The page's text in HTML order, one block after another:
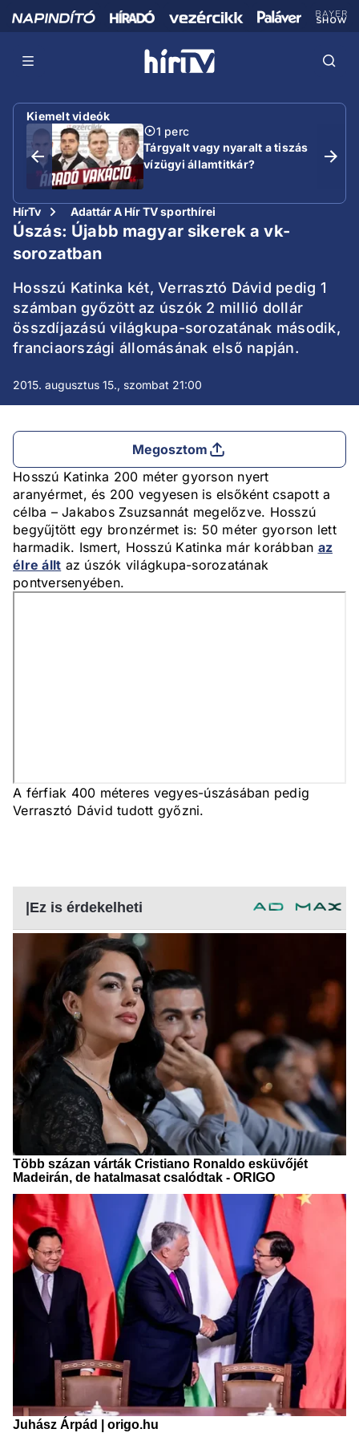
Kiemelt videók
1 perc
Tárgyalt vagy nyaralt a tiszás
vízügyi államtitkár?
HírTv Adattár A Hír TV sporthírei
Úszás: Újabb magyar sikerek a vk-
sorozatban
Hosszú Katinka két, Verrasztó Dávid pedig 1
számban győzött az úszók 2 millió dollár
összdíjazású világkupa-sorozatának második,
franciaországi állomásának első napján.
2015. augusztus 15., szombat 21:00
Megosztom
Hosszú Katinka 200 méter gyorson nyert
aranyérmet, és 200 vegyesen is elsőként csapott a
célba – Jakabos Zsuzsannát megelőzve. Hosszú
begyűjtött egy bronzérmet is: 50 méter gyorson lett
harmadik. Ismert, Hosszú Katinka már korábban az
élre állt az úszók világkupa-sorozatának
pontversenyében.
A férfiak 400 méteres vegyes-úszásában pedig
Verrasztó Dávid tudott győzni.